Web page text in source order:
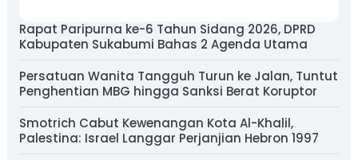
Rapat Paripurna ke-6 Tahun Sidang 2026, DPRD
Kabupaten Sukabumi Bahas 2 Agenda Utama
Persatuan Wanita Tangguh Turun ke Jalan, Tuntut
Penghentian MBG hingga Sanksi Berat Koruptor
Smotrich Cabut Kewenangan Kota Al-Khalil,
Palestina: Israel Langgar Perjanjian Hebron 1997